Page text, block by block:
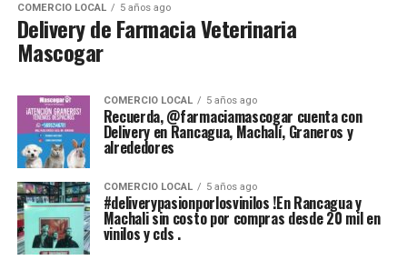
COMERCIO LOCAL 5 años ago
Delivery de Farmacia Veterinaria
Mascogar
COMERCIO LOCAL 5 años ago
Recuerda, @farmaciamascogar cuenta con
Delivery en Rancagua, Machalí, Graneros y
alrededores
COMERCIO LOCAL 5 años ago
#deliverypasionporlosvinilos !En Rancagua y
Machali sin costo por compras desde 20 mil en
vinilos y cds .